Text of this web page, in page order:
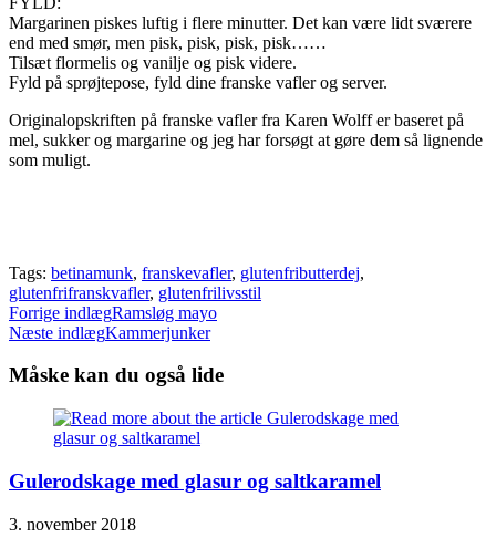
Margarinen piskes luftig i flere minutter. Det kan være lidt sværere
end med smør, men pisk, pisk, pisk, pisk……
Tilsæt flormelis og vanilje og pisk videre.
Fyld på sprøjtepose, fyld dine franske vafler og server.
Originalopskriften på franske vafler fra Karen Wolff er baseret på
mel, sukker og margarine og jeg har forsøgt at gøre dem så lignende
som muligt.
Tags: betinamunk, franskevafler, glutenfributterdej,
glutenfrifranskvafler, glutenfrilivsstil
Read
more
articles
Forrige indlægRamsløg mayo
Næste indlægKammerjunker
Måske kan du også lide
Gulerodskage med glasur og saltkaramel
3. november 2018